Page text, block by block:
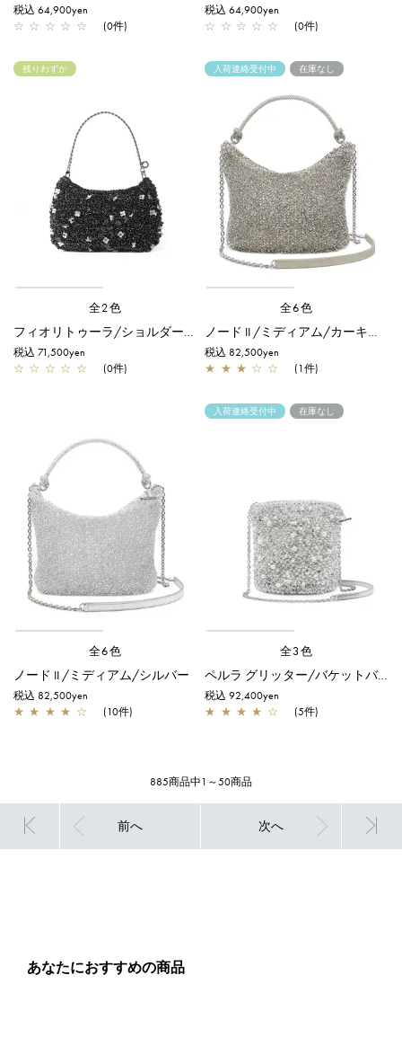
税込 64,900yen
☆ ☆ ☆ ☆ ☆ (0件)
税込 64,900yen
☆ ☆ ☆ ☆ ☆ (0件)
残りわずか
全2色
フィオリトゥーラ/ショルダー/エナメルブラック
税込 71,500yen
☆ ☆ ☆ ☆ ☆ (0件)
入荷連絡受付中 在庫なし
全6色
ノード II /ミディアム/カーキシルバー
税込 82,500yen
★ ★ ★ ☆ ☆ (1件)
全6色
ノード II /ミディアム/シルバー
税込 82,500yen
★ ★ ★ ★ ☆ (10件)
入荷連絡受付中 在庫なし
全3色
ペルラ グリッター/バケットバッグ/シルバー
税込 92,400yen
★ ★ ★ ★ ☆ (5件)
885商品中1～50商品
前へ 次へ
あなたにおすすめの商品